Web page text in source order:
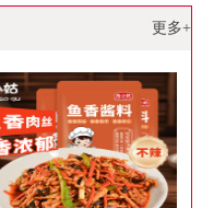
更多+